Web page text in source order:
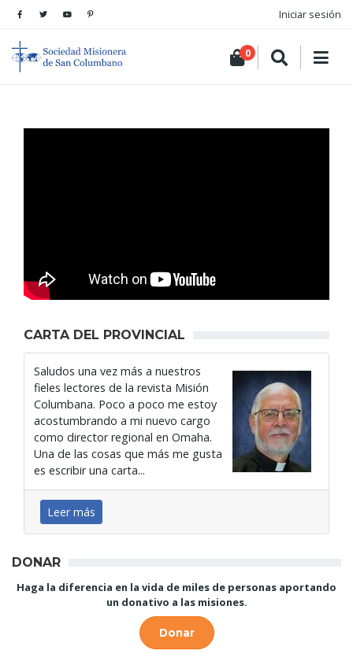
Iniciar sesión
0
CARTA DEL PROVINCIAL
Saludos una vez más a nuestros
fieles lectores de la revista Misión
Columbana. Poco a poco me estoy
acostumbrando a mi nuevo cargo
como director regional en Omaha.
Una de las cosas que más me gusta
es escribir una carta...
Leer más
DONAR
Haga la diferencia en la vida de miles de personas aportando
un donativo a las misiones.
Donar